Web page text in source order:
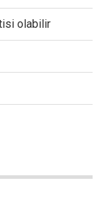
olabilir